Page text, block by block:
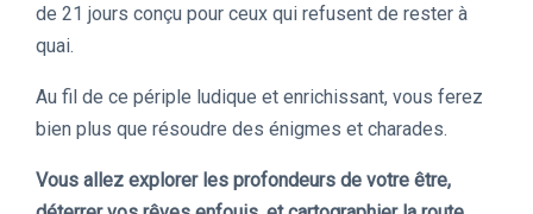
de 21 jours conçu pour ceux qui refusent de rester à
quai.
Au fil de ce périple ludique et enrichissant, vous ferez
bien plus que résoudre des énigmes et charades.
Vous allez explorer les profondeurs de votre être,